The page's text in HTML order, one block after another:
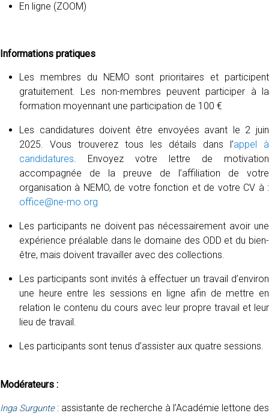
En ligne (ZOOM)
Informations pratiques
Les membres du NEMO sont prioritaires et participent
gratuitement. Les non-membres peuvent participer à la
formation moyennant une participation de 100 €
Les candidatures doivent être envoyées avant le 2 juin
2025. Vous trouverez tous les détails dans l’appel à
candidatures. Envoyez votre lettre de motivation
accompagnée de la preuve de l’affiliation de votre
organisation à NEMO, de votre fonction et de votre CV à :
office@ne-mo.org
Les participants ne doivent pas nécessairement avoir une
expérience préalable dans le domaine des ODD et du bien-
être, mais doivent travailler avec des collections.
Les participants sont invités à effectuer un travail d’environ
une heure entre les sessions en ligne afin de mettre en
relation le contenu du cours avec leur propre travail et leur
lieu de travail.
Les participants sont tenus d’assister aux quatre sessions.
Modérateurs :
Inga Surgunte: assistante de recherche à l’Académie lettone des